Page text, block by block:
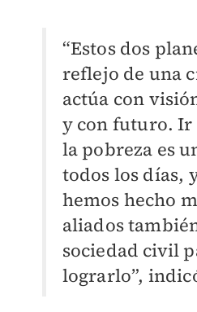
“Estos dos
reflejo de una
actúa con
y con futuro.
la pobreza es
todos los días,
hemos hecho
aliados
sociedad civil
lograrlo”,